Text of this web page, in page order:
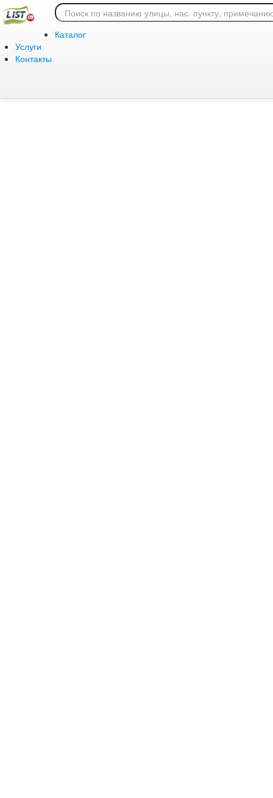
Каталог
Услуги
Контакты
Ошибка 404: страница